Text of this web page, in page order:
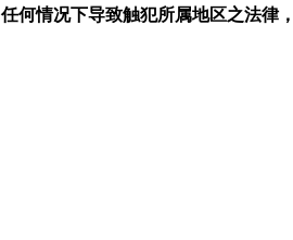
任何情况下导致触犯所属地区之法律